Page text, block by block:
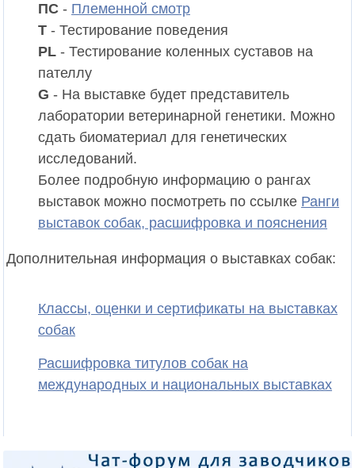
ПС - Племенной смотр
T - Тестирование поведения
PL - Тестирование коленных суставов на
пателлу
G - На выставке будет представитель
лаборатории ветеринарной генетики. Можно
сдать биоматериал для генетических
исследований.
Более подробную информацию о рангах
выставок можно посмотреть по ссылке Ранги
выставок собак, расшифровка и пояснения
Дополнительная информация о выставках собак:
Классы, оценки и сертификаты на выставках
собак
Расшифровка титулов собак на
международных и национальных выставках